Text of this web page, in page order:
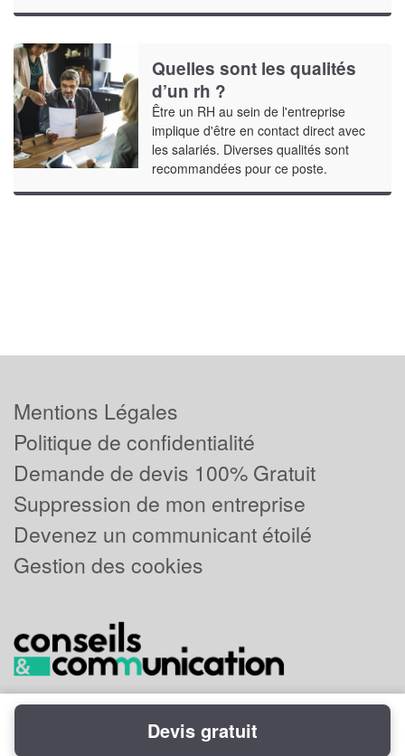
Quelles sont les qualités
d’un rh ?
Être un RH au sein de l'entreprise
implique d'être en contact direct avec
les salariés. Diverses qualités sont
recommandées pour ce poste.
Mentions Légales
Politique de confidentialité
Demande de devis 100% Gratuit
Suppression de mon entreprise
Devenez un communicant étoilé
Gestion des cookies
Powered byPlus que pro
Devis gratuit